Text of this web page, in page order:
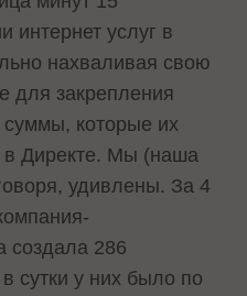
интернет услуг в
нахваливая свою
для закрепления
суммы, которые их
в Директе. Мы (наша
удивлены. За 4
создала 286
сутки у них было по